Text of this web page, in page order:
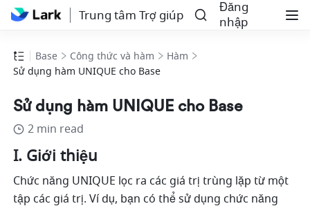
Trung tâm Trợ giúp
Đăng
nhập
Base Công thức và hàm
Hàm
Sử dụng hàm UNIQUE cho Base
Sử dụng hàm UNIQUE cho Base
2 min read
I. Giới thiệu
Chức năng UNIQUE lọc ra các giá trị trùng lặp từ một
tập các giá trị. Ví dụ, bạn có thể sử dụng chức năng